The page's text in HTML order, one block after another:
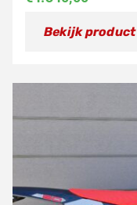
Bekijk product